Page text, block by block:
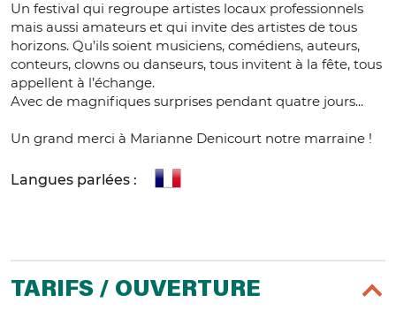
Un festival qui regroupe artistes locaux professionnels
mais aussi amateurs et qui invite des artistes de tous
horizons. Qu’ils soient musiciens, comédiens, auteurs,
conteurs, clowns ou danseurs, tous invitent à la fête, tous
appellent à l’échange.
Avec de magnifiques surprises pendant quatre jours...
Un grand merci à Marianne Denicourt notre marraine !
Langues parlées :
TARIFS / OUVERTURE